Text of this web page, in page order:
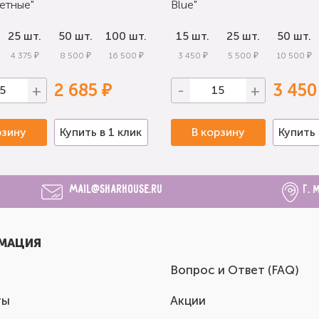
25 шт.
4 375 ₽
50 шт.
8 500 ₽
100 шт.
16 500 ₽
+ 2 685 ₽
Купить в 1 клик
Blue"
15 шт.
3 450 ₽
25 шт.
5 500 ₽
50 шт.
10 500 ₽
- + 3
В корзину Купить
mail@sharhouse.ru г.
Вопрос и Ответ (FAQ)
Акции